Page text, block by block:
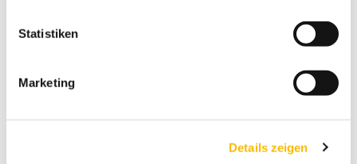
Statistiken
Marketing
Details zeigen
Angebote
Die Entwicklung des übertragbaren Modells erfolgt in
drei Phasen. In allen Projektphasen werden sowohl junge
Menschen als auch Fachkräfte der Jugendhilfe mit ihren
jeweiligen Expertisen und Perspektiven aktiv